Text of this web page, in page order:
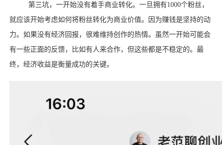
第三坑，一开始没有着手商业转化。一旦拥有1000个粉丝，
就应该开始考虑如何将粉丝转化为商业价值。因为赚钱是坚持的动
力。如果没有经济回报，很难维持创作的热情。虽然一开始可能会
有一些正面的反馈，比如有人来合作，但这些都是不稳定的。最
终，经济收益是衡量成功的关键。